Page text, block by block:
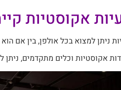
אקוסטיות
ניתן למצוא בכל אולפן, בין אם
אקוסטיות וכלים מתקדמים, ניתן